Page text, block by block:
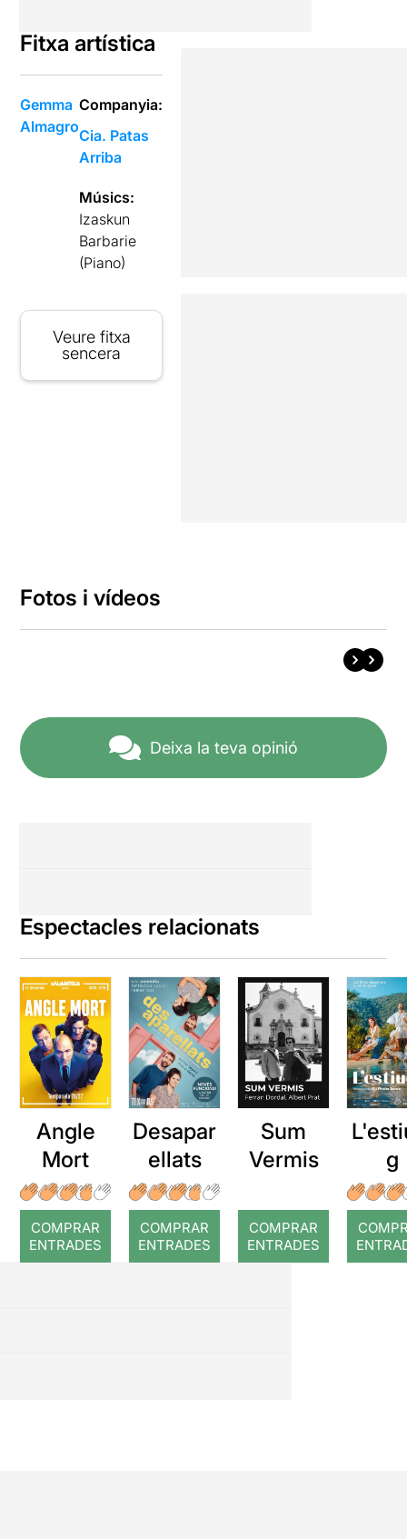
Fitxa artística
Gemma
Almagro
Companyia:
Cia. Patas
Arriba
Músics:
Izaskun
Barbarie
(Piano)
Veure fitxa
sencera
Fotos i vídeos
Deixa la teva opinió
Espectacles relacionats
Angle
Mort
COMPRAR
ENTRADES
Desapar
ellats
COMPRAR
ENTRADES
Sum
Vermis
COMPRAR
ENTRADES
g